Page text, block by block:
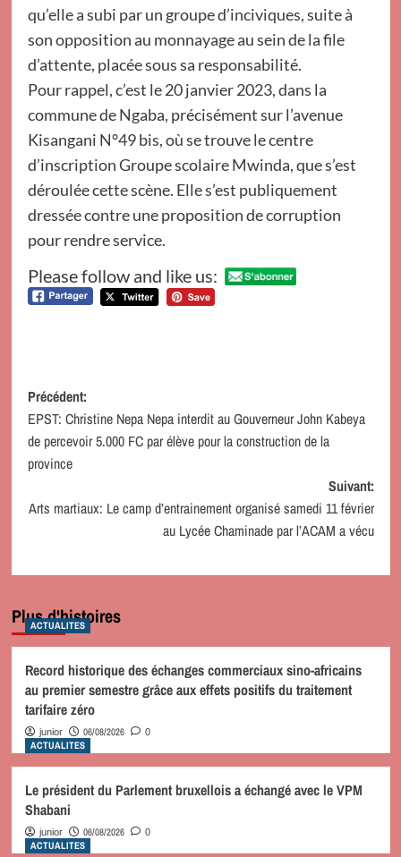
qu’elle a subi par un groupe d’inciviques, suite à
son opposition au monnayage au sein de la file
d’attente, placée sous sa responsabilité.
Pour rappel, c’est le 20 janvier 2023, dans la
commune de Ngaba, précisément sur l’avenue
Kisangani N°49 bis, où se trouve le centre
d’inscription Groupe scolaire Mwinda, que s’est
déroulée cette scène. Elle s’est publiquement
dressée contre une proposition de corruption
pour rendre service.
Please follow and like us:
Navigation
d’article
Précédent:
EPST: Christine Nepa Nepa interdit au Gouverneur John Kabeya
de percevoir 5.000 FC par élève pour la construction de la
province
Suivant:
Arts martiaux: Le camp d’entrainement organisé samedi 11 février
au Lycée Chaminade par l’ACAM a vécu
Plus d'histoires
ACTUALITES
Record historique des échanges commerciaux sino-africains
au premier semestre grâce aux effets positifs du traitement
tarifaire zéro
junior 06/08/2026 0
ACTUALITES
Le président du Parlement bruxellois a échangé avec le VPM
Shabani
junior 06/08/2026 0
ACTUALITES